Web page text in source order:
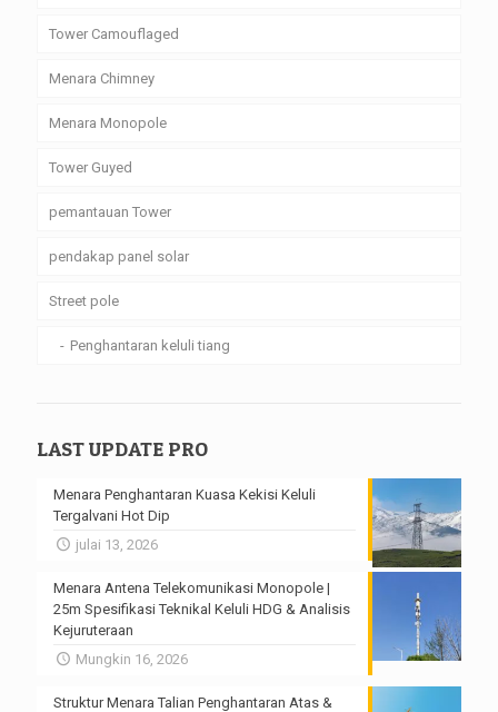
Tower Camouflaged
Menara Chimney
Menara Monopole
Tower Guyed
pemantauan Tower
pendakap panel solar
Street pole
Penghantaran keluli tiang
LAST UPDATE PRO
Menara Penghantaran Kuasa Kekisi Keluli
Tergalvani Hot Dip
julai 13, 2026
Menara Antena Telekomunikasi Monopole |
25m Spesifikasi Teknikal Keluli HDG & Analisis
Kejuruteraan
Mungkin 16, 2026
Struktur Menara Talian Penghantaran Atas &